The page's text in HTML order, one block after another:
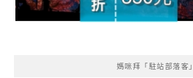
媽咪拜「駐站部落客」